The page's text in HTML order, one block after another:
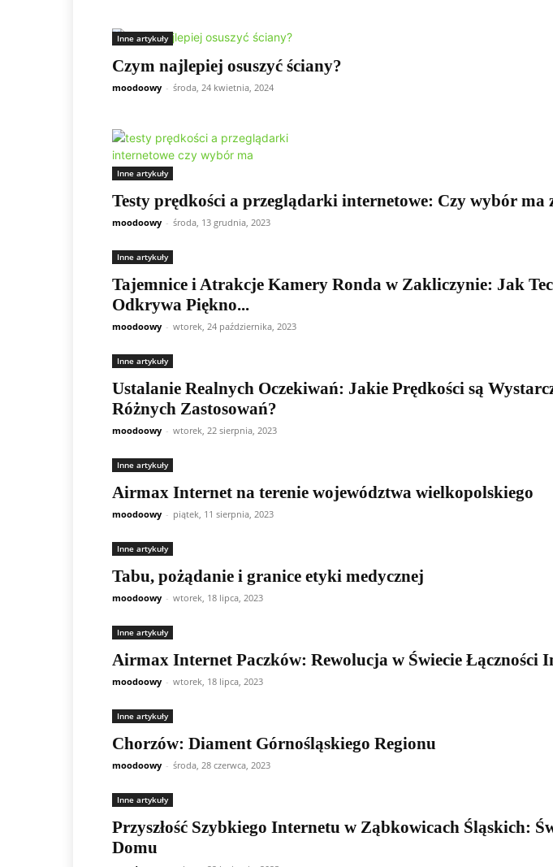
Inne artykuły
Czym najlepiej osuszyć ściany?
moodoowy - środa, 24 kwietnia, 2024
Inne artykuły
Testy prędkości a przeglądarki internetowe: Czy wybór ma
moodoowy - środa, 13 grudnia, 2023
Inne artykuły
Tajemnice i Atrakcje Kamery Ronda w Zakliczynie: Jak
Odkrywa Piękno...
moodoowy - wtorek, 24 października, 2023
Inne artykuły
Ustalanie Realnych Oczekiwań: Jakie Prędkości są
Różnych Zastosowań?
moodoowy - wtorek, 22 sierpnia, 2023
Inne artykuły
Airmax Internet na terenie województwa wielkopolskiego
moodoowy - piątek, 11 sierpnia, 2023
Inne artykuły
Tabu, pożądanie i granice etyki medycznej
moodoowy - wtorek, 18 lipca, 2023
Inne artykuły
Airmax Internet Paczków: Rewolucja w Świecie Łączności
moodoowy - wtorek, 18 lipca, 2023
Inne artykuły
Chorzów: Diament Górnośląskiego Regionu
moodoowy - środa, 28 czerwca, 2023
Inne artykuły
Przyszłość Szybkiego Internetu w Ząbkowicach Śląskich:
Domu